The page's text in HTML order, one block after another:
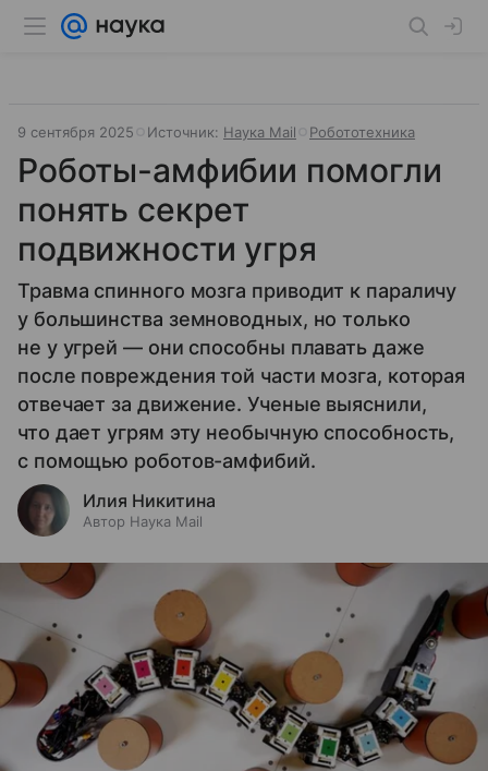
9 сентября 2025 Источник: Наука Mail Робототехника
Роботы-амфибии помогли
понять секрет
подвижности угря
Травма спинного мозга приводит к параличу
у большинства земноводных, но только
не у угрей — они способны плавать даже
после повреждения той части мозга, которая
отвечает за движение. Ученые выяснили,
что дает угрям эту необычную способность,
с помощью роботов-амфибий.
Илия Никитина
Автор Наука Mail